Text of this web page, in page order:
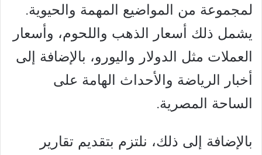
لمجموعة من المواضيع المهمة والحيوية.
يشمل ذلك أسعار الذهب واللحوم، وأسعار
العملات مثل الدولار واليورو، بالإضافة إلى
أخبار الرياضة والأحداث الهامة على
الساحة المصرية.
بالإضافة إلى ذلك، نلتزم بتقديم تقارير